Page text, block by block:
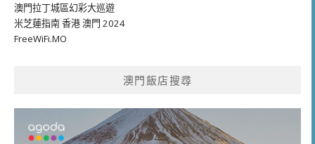
澳門拉丁城區幻彩大巡遊
米芝蓮指南 香港 澳門 2024
FreeWiFi.MO
澳門飯店搜尋